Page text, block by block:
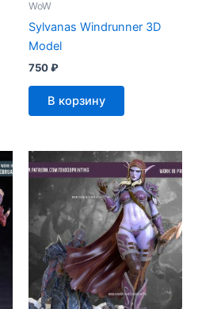
WoW
Sylvanas Windrunner 3D
Model
750₽
В корзину